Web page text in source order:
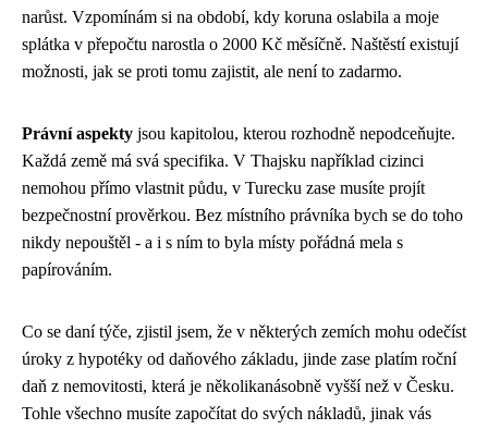
narůst. Vzpomínám si na období, kdy koruna oslabila a moje
splátka v přepočtu narostla o 2000 Kč měsíčně. Naštěstí existují
možnosti, jak se proti tomu zajistit, ale není to zadarmo.
Právní aspekty jsou kapitolou, kterou rozhodně nepodceňujte.
Každá země má svá specifika. V Thajsku například cizinci
nemohou přímo vlastnit půdu, v Turecku zase musíte projít
bezpečnostní prověrkou. Bez místního právníka bych se do toho
nikdy nepouštěl - a i s ním to byla místy pořádná mela s
papírováním.
Co se daní týče, zjistil jsem, že v některých zemích mohu odečíst
úroky z hypotéky od daňového základu, jinde zase platím roční
daň z nemovitosti, která je několikanásobně vyšší než v Česku.
Tohle všechno musíte započítat do svých nákladů, jinak vás